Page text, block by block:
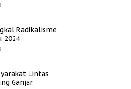
Radikalisme
2024
Lintas
Ganjar